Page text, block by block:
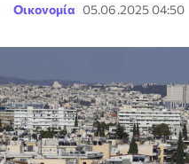
Οικονομία 05.06.2025 04:50